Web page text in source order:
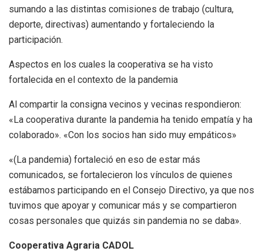
sumando a las distintas comisiones de trabajo (cultura,
deporte, directivas) aumentando y fortaleciendo la
participación.
Aspectos en los cuales la cooperativa se ha visto
fortalecida en el contexto de la pandemia
Al compartir la consigna vecinos y vecinas respondieron:
«La cooperativa durante la pandemia ha tenido empatía y ha
colaborado». «Con los socios han sido muy empáticos»
«(La pandemia) fortaleció en eso de estar más
comunicados, se fortalecieron los vínculos de quienes
estábamos participando en el Consejo Directivo, ya que nos
tuvimos que apoyar y comunicar más y se compartieron
cosas personales que quizás sin pandemia no se daba».
Cooperativa Agraria CADOL